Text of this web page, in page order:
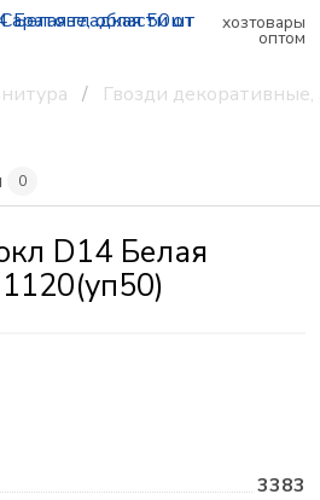
хозтовары
оптом
Гвозди
0
D14 Белая
3383